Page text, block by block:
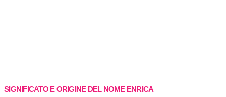
SIGNIFICATO E ORIGINE DEL NOME ENRICA